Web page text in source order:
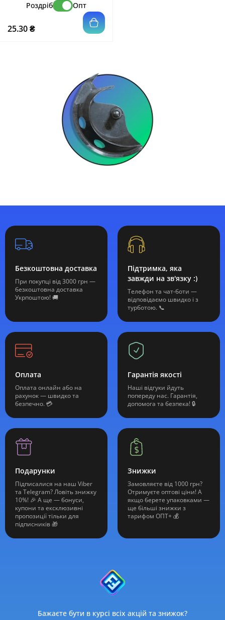
Роздріб Опт
25.30 ₴
Безкоштовна доставка
При покупці від 3000 грн —
безкоштовна доставка
Укрпоштою! 🚚
Підтримка, яка
завжди на зв'язку :)
Телефон та чат-боти —
відповідаємо швидко і з
турботою. 📞
Оплата
Оплата онлайн або на
рахунок — швидко та
безпечно. 💳
Гарантія якості
Наші відгуки йдуть
попереду нас. Гарантія,
допомога та безпека! 🔒
Подарунки
Підписалися на наш Viber
та Telegram? Ловіть знижку
10%! 🎉 А ще — бонуси,
купони та ексклюзивні
пропозиції тільки для
підписників 🎁
Знижки
Замовляєте від 1000 грн?
Отримуєте оптові ціни! А
якщо берете упаковками —
ще більші знижки з
тарифом ОПТ+ 💰
Бажаєте бути в курсі всіх акцій та знижок?